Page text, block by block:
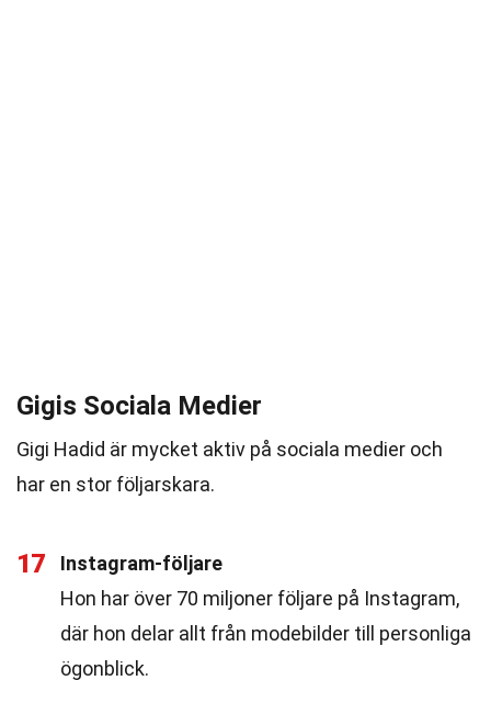
Gigis Sociala Medier
Gigi Hadid är mycket aktiv på sociala medier och
har en stor följarskara.
17
Instagram-följare
Hon har över 70 miljoner följare på Instagram,
där hon delar allt från modebilder till personliga
ögonblick.